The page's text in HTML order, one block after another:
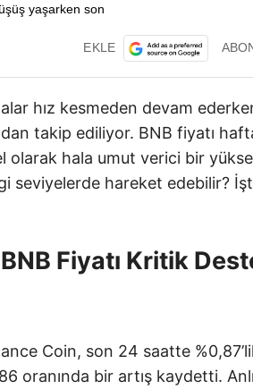
EKLE
hız kesmeden devam
takip ediliyor. BNB fiyatı
olarak hala umut verici bir
seviyelerde hareket edebilir?
Fiyatı Kritik
Coin, son 24 saatte
oranında bir artış kaydetti.